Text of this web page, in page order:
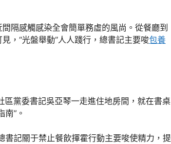
隔感觸感染全會簡單務虛的風尚。從餐廳到
，“光盤舉動”人人踐行，總書記主要唆包養
黨委書記吳亞琴一走進住地房間，就在書桌
”。
書記關于禁止餐飲揮霍行動主要唆使精力，提